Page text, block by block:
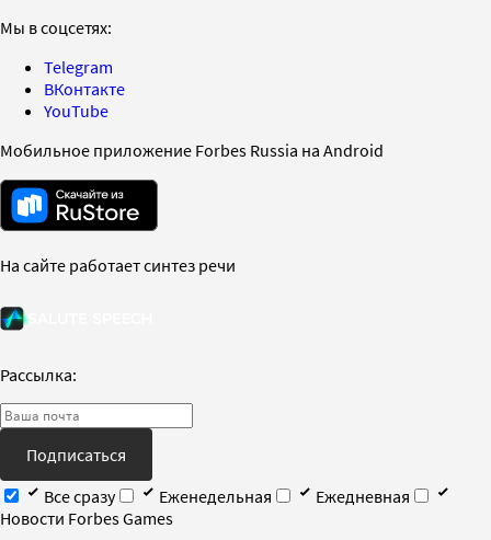
Мы в соцсетях:
Telegram
ВКонтакте
YouTube
Мобильное приложение Forbes Russia на Android
На сайте работает синтез речи
Рассылка:
Подписаться
Все сразу
Еженедельная
Ежедневная
Новости Forbes Games